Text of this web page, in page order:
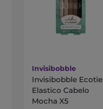
Invisibobble
Invisibobble Ecotie
Elastico Cabelo
Mocha X5